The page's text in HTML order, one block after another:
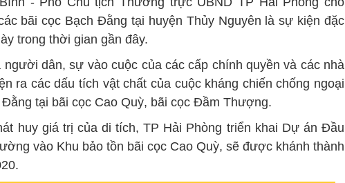
tại Bãi cọc Cao Quỳ và Khu di tích lịch sử Bạch Đằng Giang tại
huyện Thủy Nguyên.
tế, các đại biểu được giới thiệu về quá trình phát hiện, khai quật
xây dựng Khu bảo tồn bãi cọc Cao Quỳ tại xã Liên Khê.
phát hiện được 37 cọc gỗ, 2 cụm gỗ, 22 hố cọc và 4 hố đất đen.
lộ ở độ sâu khá tương đồng; được đóng, chôn trong khu vực
quy mô khá lớn với các cọc gỗ lớn/nhỏ xen kẽ, được bố trí theo
ràng với nhiều tầng, nhiều lớp. Các cọc có kích thước không
từ 10-18cm, loại lớn từ 28-32cm, đặc biệt có cọc đường kính từ